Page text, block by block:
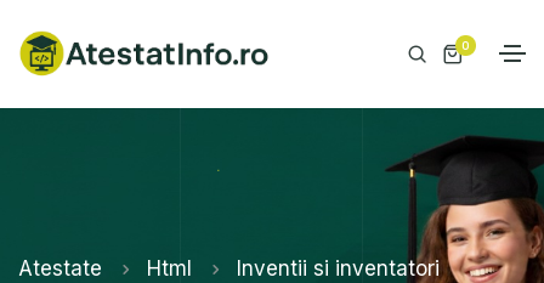
0
Atestate Html Inventii si inventatori